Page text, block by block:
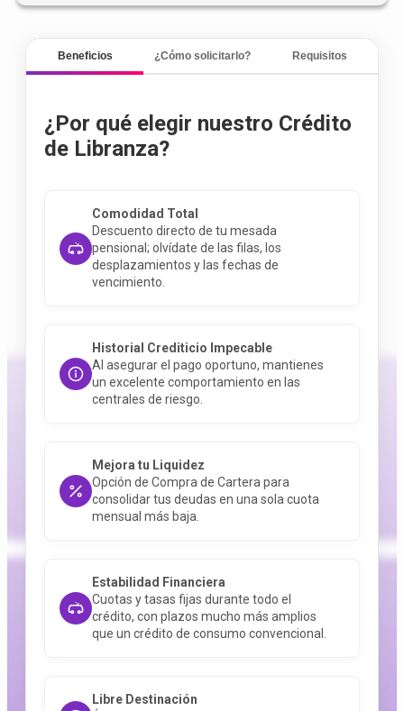
Beneficios ¿Cómo solicitarlo? Requisitos
¿Por qué elegir nuestro Crédito
de Libranza?
Comodidad Total
Descuento directo de tu mesada
pensional; olvídate de las filas, los
desplazamientos y las fechas de
vencimiento
Historial Crediticio Impecable
Al asegurar el pago oportuno, mantienes
un excelente comportamiento en las
centrales de riesgo
Mejora tu Liquidez
Opción de Compra de Cartera para
consolidar tus deudas en una sola cuota
mensual más baja
Estabilidad Financiera
Cuotas y tasas fijas durante todo el
crédito, con plazos mucho más amplios
que un crédito de consumo convencional
Libre Destinación